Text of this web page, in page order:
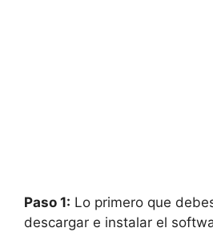
Paso 1: Lo primero que
descargar e instalar el